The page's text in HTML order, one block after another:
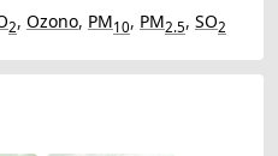
2, Ozono, PM10, PM2.5, SO2